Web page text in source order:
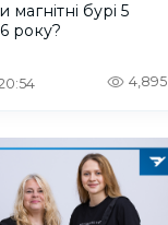
магнітні бурі 5
року?
4,895